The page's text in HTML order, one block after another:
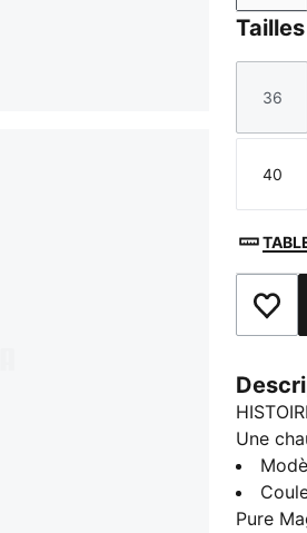
Tailles
Taille
36
Taille
40
Une
les
avec la
pour le
Pure